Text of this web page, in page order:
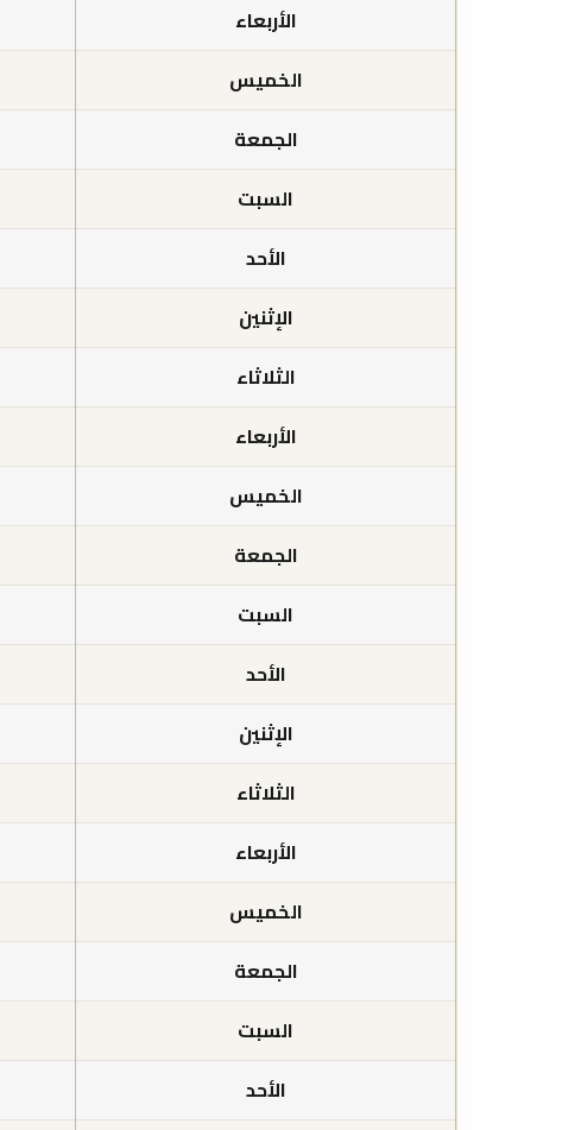
الأربعاء
الخميس
الجمعة
السبت
الأحد
الإثنين
الثلاثاء
الأربعاء
الخميس
الجمعة
السبت
الأحد
الإثنين
الثلاثاء
الأربعاء
الخميس
الجمعة
السبت
الأحد